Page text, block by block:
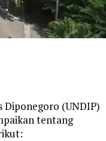
Diponegoro (UNDIP)
tentang